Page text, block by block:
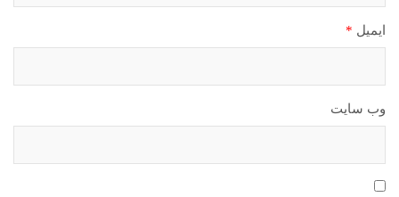
ایمیل *
وب‌ سایت